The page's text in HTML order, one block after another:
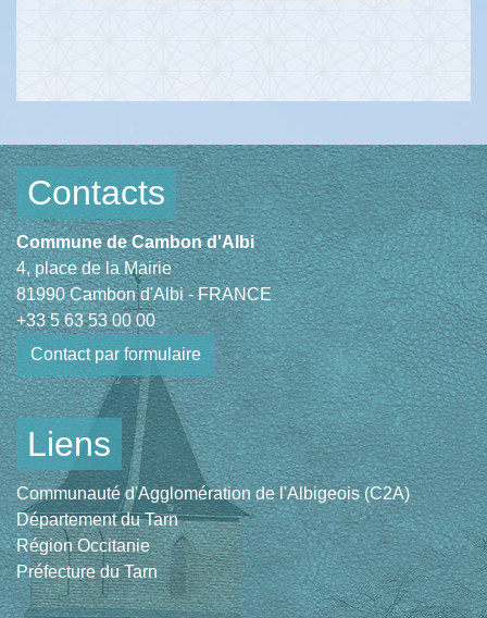
Contacts
Commune de Cambon d'Albi
4, place de la Mairie
81990 Cambon d'Albi - FRANCE
+33 5 63 53 00 00
Contact par formulaire
Liens
Communauté d'Agglomération de l'Albigeois (C2A)
Département du Tarn
Région Occitanie
Préfecture du Tarn